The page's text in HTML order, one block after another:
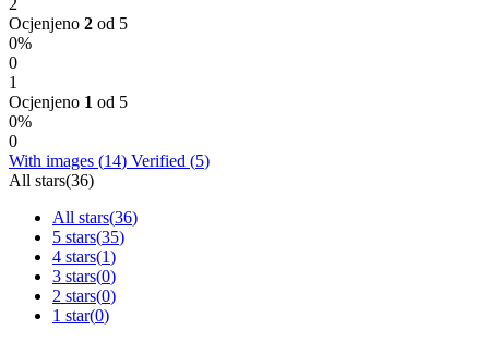
2
Ocjenjeno 2 od 5
0%
0
1
Ocjenjeno 1 od 5
0%
0
With images (14) Verified (5)
All stars(36)
All stars(36)
5 stars(35)
4 stars(1)
3 stars(0)
2 stars(0)
1 star(0)